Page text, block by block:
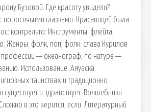
Бузовой. Где красоту увидели?
поросячьими глазками. Красавицей была
контральто: Инструменты: флейта,
Жанры: фолк, поп, фолк. cлава Курилов
— океанограф, по натуре —
Использование. Аяуаска
таинствах и традиционно
существует и здравствует. Волшебники
в это верится, если. Литературный